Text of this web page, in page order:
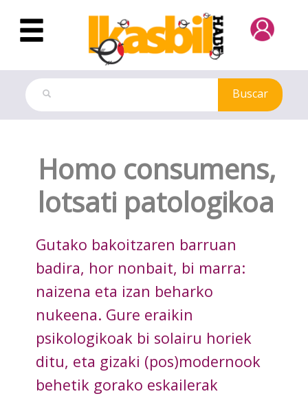
Saltar al contenido principal
Buscar
Homo consumens,
lotsati patologikoa
Gutako bakoitzaren barruan
badira, hor nonbait, bi marra:
naizena eta izan beharko
nukeena. Gure eraikin
psikologikoak bi solairu horiek
ditu, eta gizaki (pos)modernook
behetik gorako eskailerak